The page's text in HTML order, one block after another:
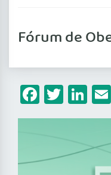
Fórum de